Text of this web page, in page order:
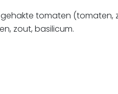
tomaten (tomaten,
zout, basilicum.